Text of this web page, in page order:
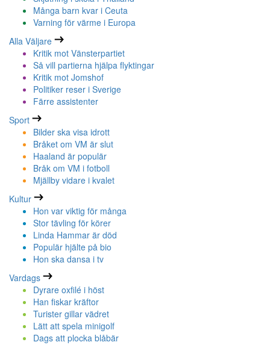
Många barn kvar i Ceuta
Varning för värme i Europa
Alla Väljare
Kritik mot Vänsterpartiet
Så vill partierna hjälpa flyktingar
Kritik mot Jomshof
Politiker reser i Sverige
Färre assistenter
Sport
Bilder ska visa idrott
Bråket om VM är slut
Haaland är populär
Bråk om VM i fotboll
Mjällby vidare i kvalet
Kultur
Hon var viktig för många
Stor tävling för körer
Linda Hammar är död
Populär hjälte på bio
Hon ska dansa i tv
Vardags
Dyrare oxfilé i höst
Han fiskar kräftor
Turister gillar vädret
Lätt att spela minigolf
Dags att plocka blåbär